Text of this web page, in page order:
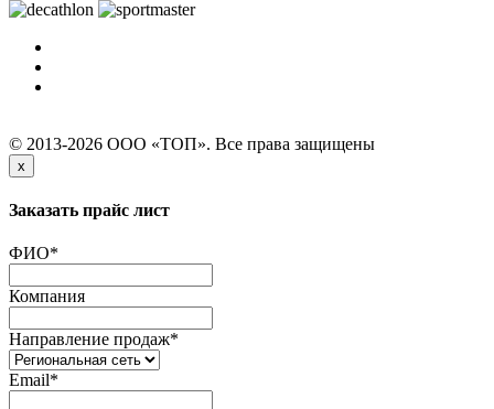
© 2013-2026 ООО «ТОП». Все права защищены
x
Заказать прайс лист
ФИО*
Компания
Направление продаж*
Email*